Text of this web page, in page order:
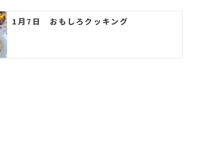
1月7日 おもしろクッキング